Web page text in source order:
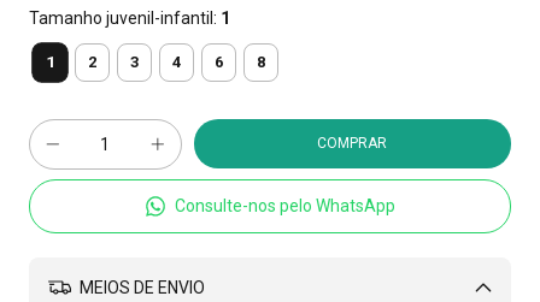
Tamanho juvenil-infantil: 1
1 2 3 4 6 8
Consulte-nos pelo WhatsApp
MEIOS DE ENVIO